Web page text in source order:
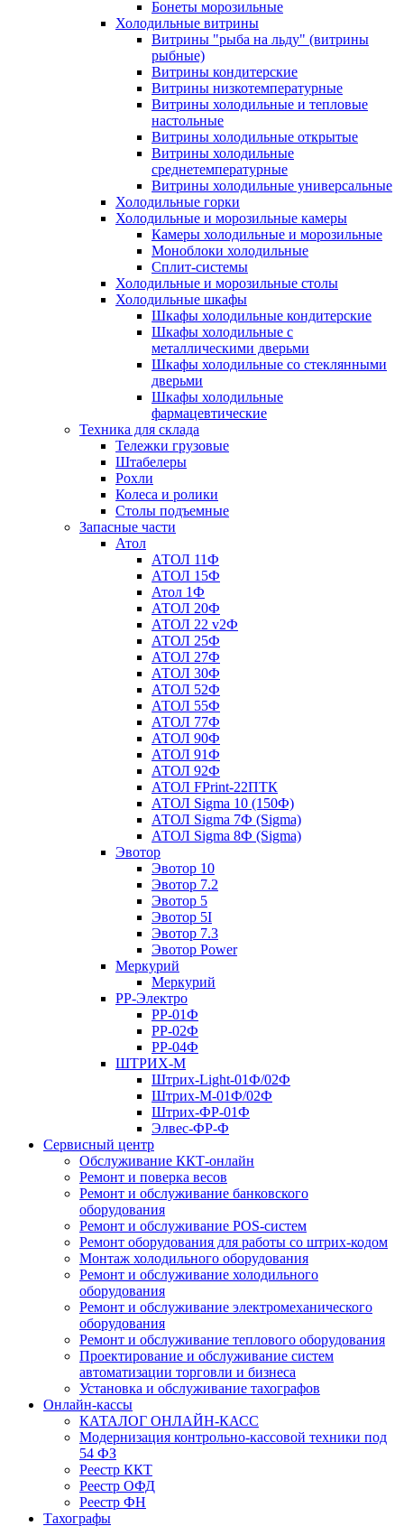
Бонеты морозильные
Холодильные витрины
Витрины "рыба на льду" (витрины
рыбные)
Витрины кондитерские
Витрины низкотемпературные
Витрины холодильные и тепловые
настольные
Витрины холодильные открытые
Витрины холодильные
среднетемпературные
Витрины холодильные универсальные
Холодильные горки
Холодильные и морозильные камеры
Камеры холодильные и морозильные
Моноблоки холодильные
Сплит-системы
Холодильные и морозильные столы
Холодильные шкафы
Шкафы холодильные кондитерские
Шкафы холодильные с
металлическими дверьми
Шкафы холодильные со стеклянными
дверьми
Шкафы холодильные
фармацевтические
Техника для склада
Тележки грузовые
Штабелеры
Рохли
Колеса и ролики
Столы подъемные
Запасные части
Атол
АТОЛ 11Ф
АТОЛ 15Ф
Атол 1Ф
АТОЛ 20Ф
АТОЛ 22 v2Ф
АТОЛ 25Ф
АТОЛ 27Ф
АТОЛ 30Ф
АТОЛ 52Ф
АТОЛ 55Ф
АТОЛ 77Ф
АТОЛ 90Ф
АТОЛ 91Ф
АТОЛ 92Ф
АТОЛ FPrint-22ПТК
АТОЛ Sigma 10 (150Ф)
АТОЛ Sigma 7Ф (Sigma)
АТОЛ Sigma 8Ф (Sigma)
Эвотор
Эвотор 10
Эвотор 7.2
Эвотор 5
Эвотор 5I
Эвотор 7.3
Эвотор Power
Меркурий
Меркурий
РР-Электро
РР-01Ф
РР-02Ф
РР-04Ф
ШТРИХ-М
Штрих-Light-01Ф/02Ф
Штрих-М-01Ф/02Ф
Штрих-ФР-01Ф
Элвес-ФР-Ф
Сервисный центр
Обслуживание ККТ-онлайн
Ремонт и поверка весов
Ремонт и обслуживание банковского
оборудования
Ремонт и обслуживание POS-систем
Ремонт оборудования для работы со штрих-кодом
Монтаж холодильного оборудования
Ремонт и обслуживание холодильного
оборудования
Ремонт и обслуживание электромеханического
оборудования
Ремонт и обслуживание теплового оборудования
Проектирование и обслуживание систем
автоматизации торговли и бизнеса
Установка и обслуживание тахографов
Онлайн-кассы
КАТАЛОГ ОНЛАЙН-КАСС
Модернизация контрольно-кассовой техники под
54 ФЗ
Реестр ККТ
Реестр ОФД
Реестр ФН
Тахографы